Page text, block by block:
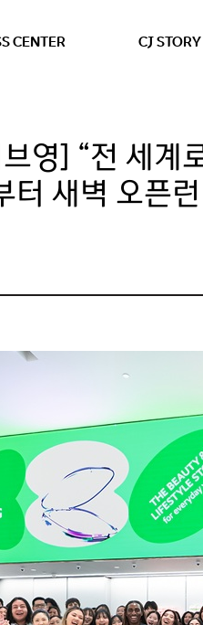
CENTER CJ STORY
영] “전 세계
터 새벽 오픈런